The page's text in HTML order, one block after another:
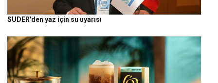
SUDER'den yaz için su uyarısı